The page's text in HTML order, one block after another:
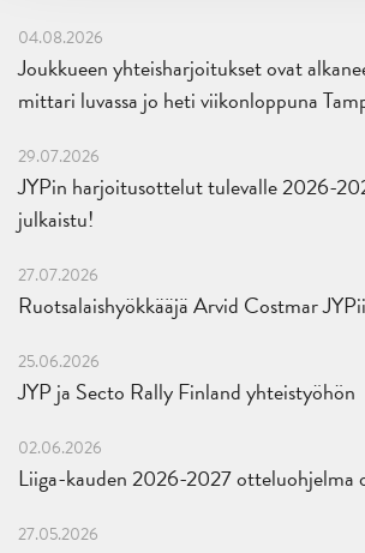
04.08.2026
Joukkueen yhteisharjoitukset ovat
mittari luvassa jo heti viikonloppuna
29.07.2026
JYPin harjoitusottelut tulevalle 2026-
julkaistu!
27.07.2026
Ruotsalaishyökkääjä Arvid Costmar
25.06.2026
JYP ja Secto Rally Finland yhteistyöhön
02.06.2026
Liiga-kauden 2026-2027 otteluohjelma
27.05.2026